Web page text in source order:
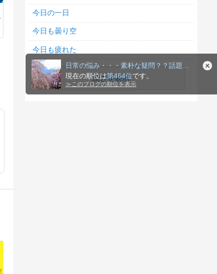
日常の悩み・・・素朴な疑問？？話題の出来事！
現在の順位は第464位です。
≫ このブログの順位を表示
今日の一日
今日も曇り空
今日も疲れた
続きを表示